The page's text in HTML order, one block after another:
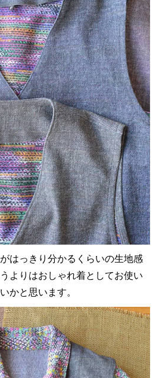
はっきり分かるくらいの生地感
よりはおしゃれ着としてお使い
かと思います。